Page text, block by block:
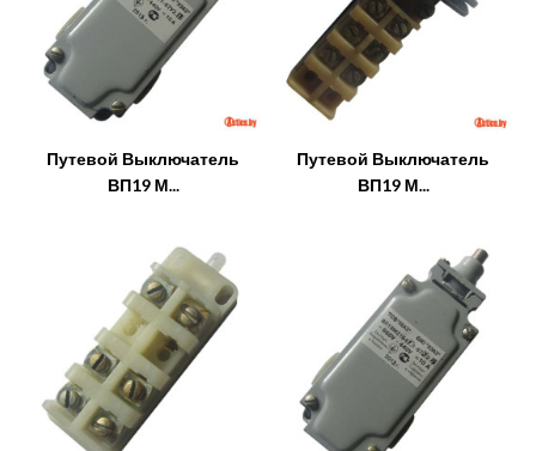
Путевой Выключатель
ВП19 М...
Путевой Выключатель
ВП19 М...